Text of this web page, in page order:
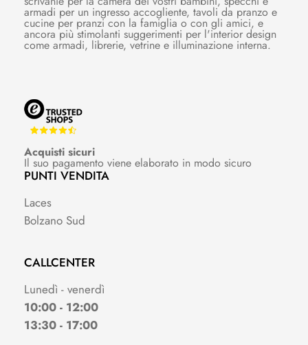
armadi per un ingresso accogliente, tavoli da pranzo e
cucine per pranzi con la famiglia o con gli amici, e
ancora più stimolanti suggerimenti per l'interior design
come armadi, librerie, vetrine e illuminazione interna.
Acquisti sicuri
Il suo pagamento viene elaborato in modo sicuro
PUNTI VENDITA
Laces
Bolzano Sud
CALLCENTER
Lunedì - venerdì
10:00 - 12:00
13:30 - 17:00